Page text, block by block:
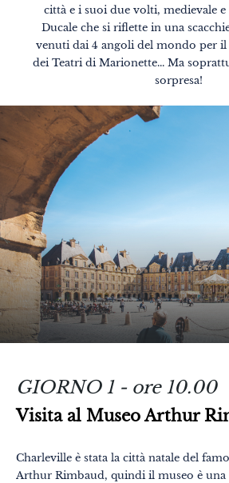
città e i suoi due volti, medievale e
Ducale che si riflette in una
venuti dai 4 angoli del mondo per il
dei Teatri di Marionette... Ma
sorpresa!
GIORNO 1 - ore 10.00
Visita al Museo Arthur
Charleville è stata la città natale del
Arthur Rimbaud, quindi il museo è una